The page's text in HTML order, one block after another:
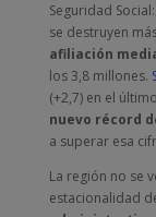
Seguridad
se destruyen
afiliación
los 3,8 millones.
(+2,7) en el
nuevo récord
a superar esa
La región no se
estacionalidad